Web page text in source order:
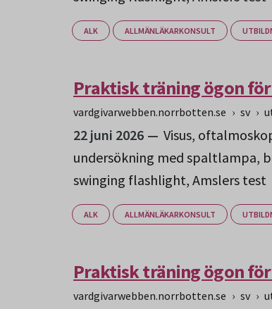
ALK ALLMÄNLÄKARKONSULT
Praktisk träning ögon
vardgivarwebben.norrbotten.se › sv ›
22 juni 2026
Visus,
undersökning med spaltlampa,
swinging flashlight, Amslers test
ALK ALLMÄNLÄKARKONSULT
Praktisk träning ögon
vardgivarwebben.norrbotten.se › sv ›